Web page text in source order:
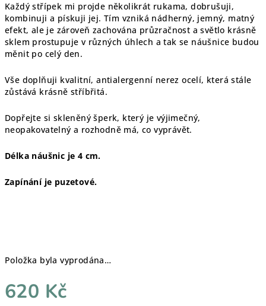
Každý střípek mi projde několikrát rukama, dobrušuji,
kombinuji a pískuji jej. Tím vzniká nádherný, jemný, matný
efekt, ale je zároveň zachována průzračnost a světlo krásně
sklem prostupuje v různých úhlech a tak se náušnice budou
měnit po celý den.
Vše doplňuji kvalitní, antialergenní nerez ocelí, která stále
zůstává krásně stříbřitá.
Dopřejte si skleněný šperk, který je výjimečný,
neopakovatelný a rozhodně má, co vyprávět.
Délka náušnic je 4 cm.
Zapínání je puzetové.
Položka byla vyprodána…
620 Kč